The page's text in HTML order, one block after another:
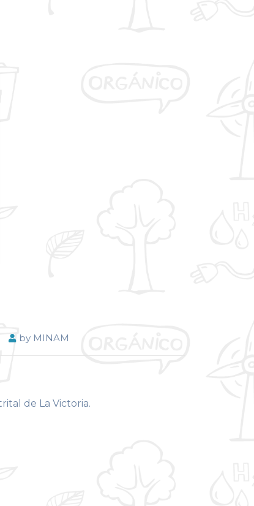
by MINAM
de La Victoria.